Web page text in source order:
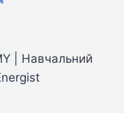
| Навчальний